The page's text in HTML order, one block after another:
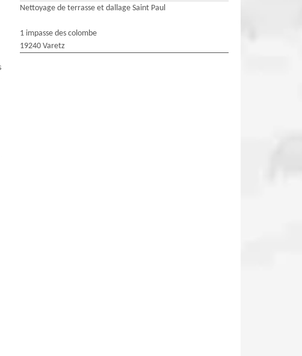
Nettoyage de terrasse et dallage Saint Paul
1 impasse des colombe
19240 Varetz